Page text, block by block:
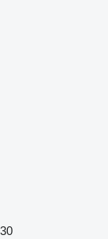
30